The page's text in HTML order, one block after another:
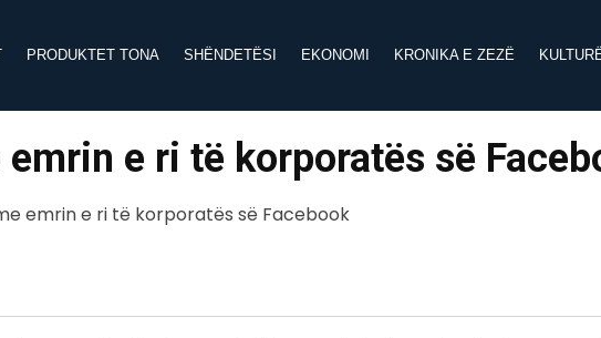
PRODUKTET TONA SHËNDETËSI EKONOMI KRONIKA E ZEZË
e ri të korporatës së